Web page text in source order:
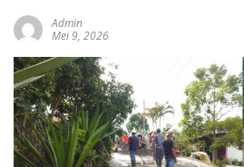
Admin
Mei 9, 2026